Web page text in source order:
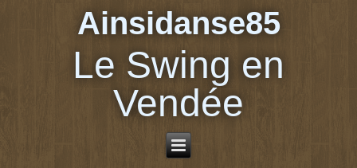
Ainsidanse85
Le Swing en
Vendée